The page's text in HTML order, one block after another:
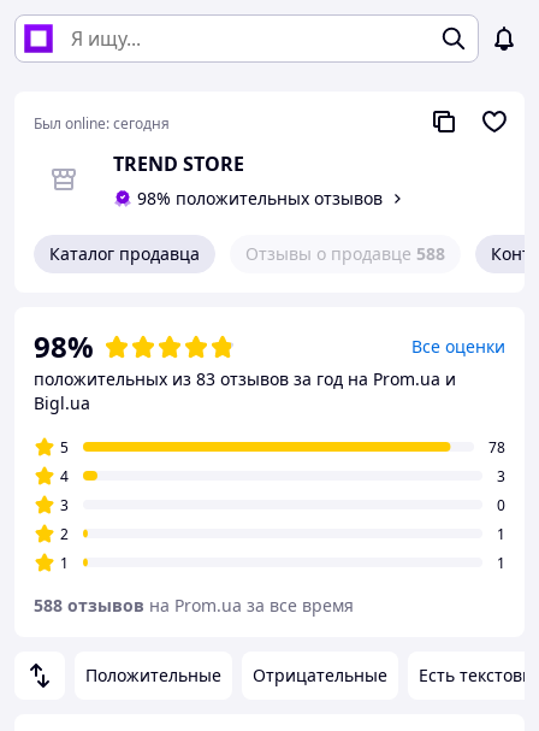
Был online:сегодня
TREND STORE
98% положительных отзывов
Каталог продавца Отзывы о продавце 588
Положительные Отрицательные Есть
98%
Все оценки
положительных из 83 отзывов за год на Prom.ua и
Bigl.ua
5
78
4
3
3
0
2
1
1
1
588 отзывов на Prom.ua за все время